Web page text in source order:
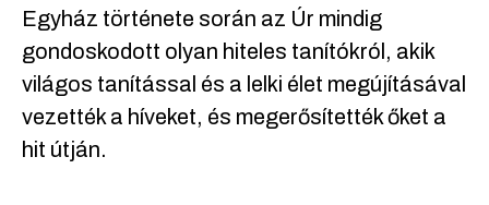
Egyház története során az Úr mindig
gondoskodott olyan hiteles tanítókról, akik
világos tanítással és a lelki élet megújításával
vezették a híveket, és megerősítették őket a
hit útján.